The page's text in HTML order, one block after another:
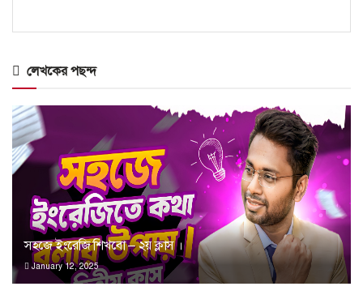
লেখকের পছন্দ
সহজে ইংরেজি শিখবো – ২য় ক্লাস ।
January 12, 2025